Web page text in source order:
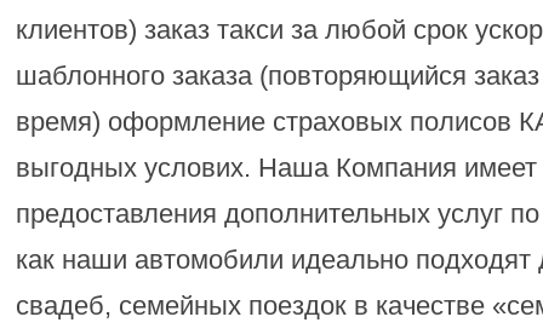
клиентов) заказ такси за любой срок
шаблонного заказа (повторяющийся
время) оформление страховых
выгодных услових. Наша Компания имеет
предоставления дополнительных услуг
как наши автомобили идеально
свадеб, семейных поездок в качестве